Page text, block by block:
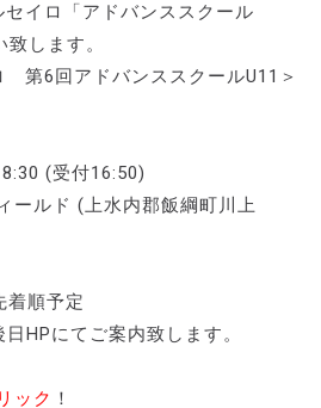
イロ「アドバンススクール
します。
第6回アドバンススクールU11＞
(受付16:50)
ールド (上水内郡飯綱町川上
順予定
HPにてご案内致します。
ック ！